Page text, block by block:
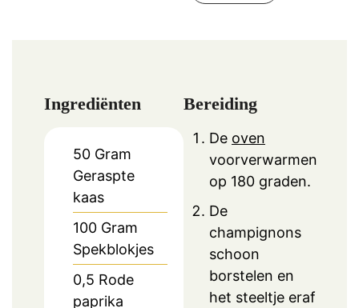
Ingrediënten
50 Gram
Geraspte
kaas
100 Gram
Spekblokjes
0,5 Rode
paprika
Bereiding
De oven
voorverwarmen
op 180 graden.
De
champignons
schoon
borstelen en
het steeltje eraf